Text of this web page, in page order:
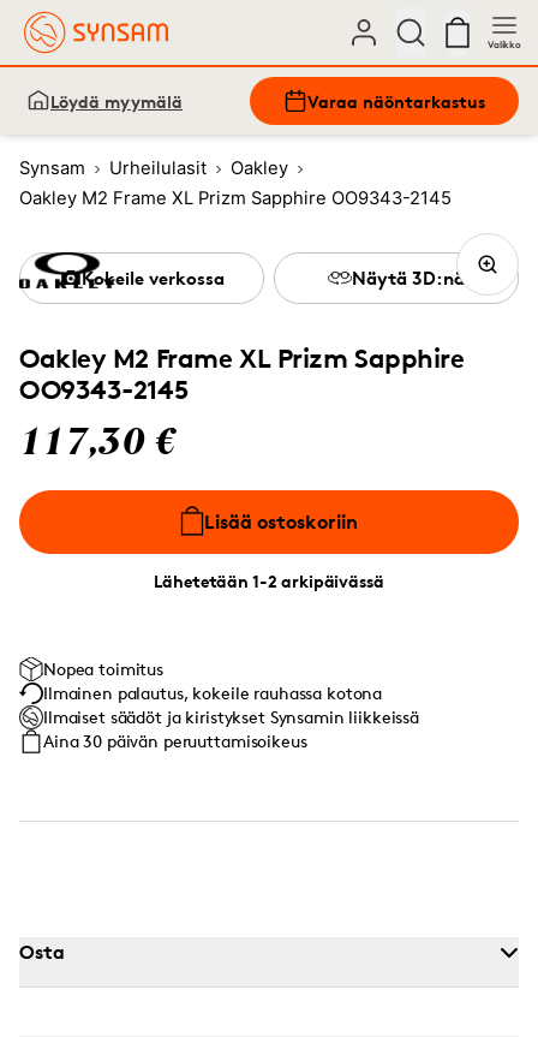
Valikko
Löydä myymälä Varaa näöntarkastus
Synsam Urheilulasit
Oakley
Oakley M2 Frame XL Prizm Sapphire OO9343-2145
Oakley M2 Frame XL Prizm Sapphire
OO9343-2145
117,30 €
Lisää ostoskoriin
Lähetetään 1-2 arkipäivässä
Kokeile verkossa Näytä 3D:nä
Nopea toimitus
Ilmainen palautus, kokeile rauhassa kotona
Ilmaiset säädöt ja kiristykset Synsamin liikkeissä
Aina 30 päivän peruuttamisoikeus
Osta